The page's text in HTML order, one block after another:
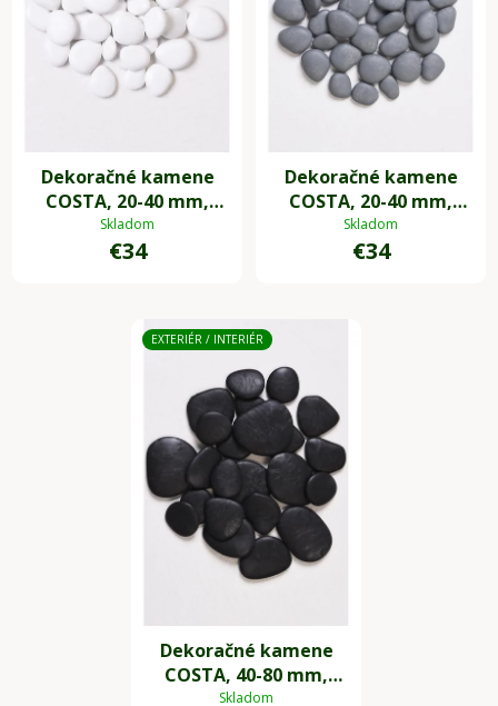
Dekoračné kamene
COSTA, 20-40 mm,
plast, biela
Skladom
€34
Dekoračné kamene
COSTA, 20-40 mm,
plast, sivá
Skladom
€34
EXTERIÉR / INTERIÉR
Dekoračné kamene
COSTA, 40-80 mm,
plast, čierna
Skladom